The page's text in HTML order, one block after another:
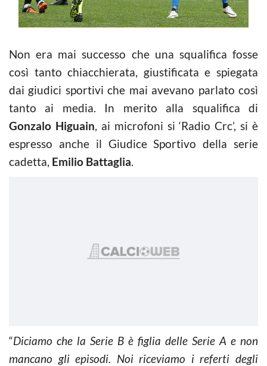
Non era mai successo che una squalifica fosse
così tanto chiacchierata, giustificata e spiegata
dai giudici sportivi che mai avevano parlato così
tanto ai media. In merito alla squalifica di
Gonzalo Higuain, ai microfoni si ‘Radio Crc’, si è
espresso anche il Giudice Sportivo della serie
cadetta, Emilio Battaglia.
“Diciamo che la Serie B è figlia delle Serie A e non
mancano gli episodi. Noi riceviamo i referti degli